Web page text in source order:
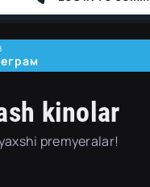
kinolar
premyeralar!